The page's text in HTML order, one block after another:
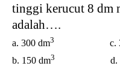
tinggi kerucut 8 dm
adalah….
a. 300 dm3 c.
b. 150 dm3 d.